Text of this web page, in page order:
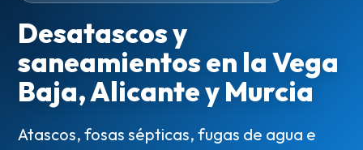
Desatascos y
saneamientos en la Vega
Baja, Alicante y Murcia
Atascos, fosas sépticas, fugas de agua e